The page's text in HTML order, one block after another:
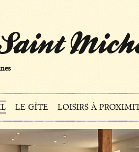
LE GÎTE LOISIRS À